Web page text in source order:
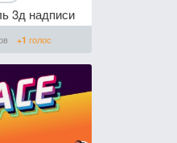
3д надписи
+1 голос